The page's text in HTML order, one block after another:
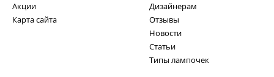
Акции
Карта сайта
Дизайнерам
Отзывы
Новости
Статьи
Типы лампочек